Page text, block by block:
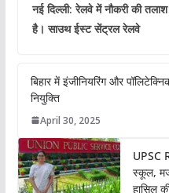
नई दिल्ली: रेलवे में नौकरी की
है। साउथ ईस्ट सेंट्रल रेलवे
बिहार में इंजीनियरिंग और
नियुक्ति
April 30, 2025
UPSC
स्कूल,
हासिल